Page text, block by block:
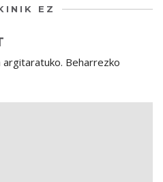
EZ
Beharrezko